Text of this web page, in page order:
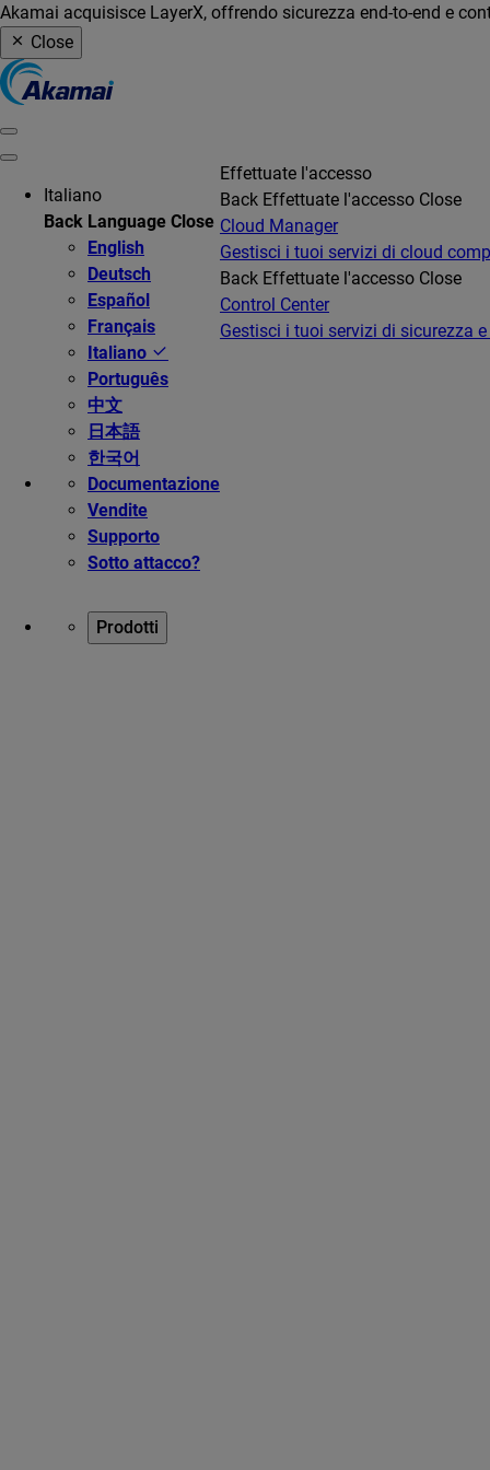
Akamai acquisisce LayerX, offrendo sicurezza end-to-end e
Close
Italiano
Back Language Close
English
Deutsch
Español
Français
Italiano
Português
中文
日本語
한국어
Documentazione
Vendite
Supporto
Sotto attacco?
Effettuate l'accesso
Back Effettuate l'accesso Close
Cloud Manager
Gestisci i tuoi servizi di cloud
Back Effettuate l'accesso Close
Control Center
Gestisci i tuoi servizi di sicurezza
Prodotti